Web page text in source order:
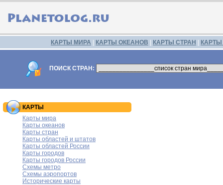
КАРТЫ МИРА КАРТЫ ОКЕАНОВ КАРТЫ СТРАН
ПОИСК СТРАН:
КАРТЫ
Карты мира
Карты океанов
Карты стран
Карты областей и штатов
Карты областей России
Карты городов
Карты городов России
Схемы метро
Схемы аэропортов
Исторические карты